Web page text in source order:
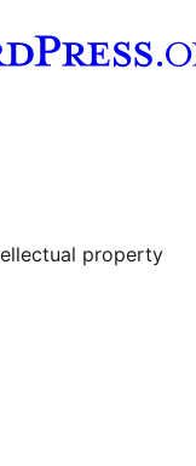
property